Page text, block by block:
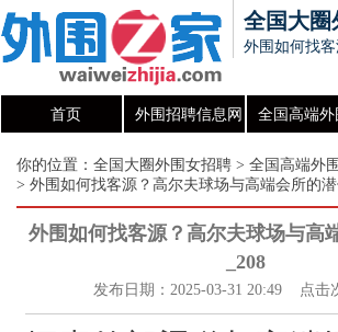
全国大圈
外围如何找
首页 外围招聘信息网 全国高端外
聘信息发
你的位置： 全国大圈外围女招聘 > 全国高端外
> 外围如何找客源？高尔夫球场与高端会所的潜
外围如何找客源？高尔夫球场与高
_208
发布日期：2025-03-31 20:49 点击